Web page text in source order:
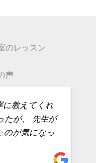
のレッスン
声
に教えてくれ
たが、 先生が
のが気になっ